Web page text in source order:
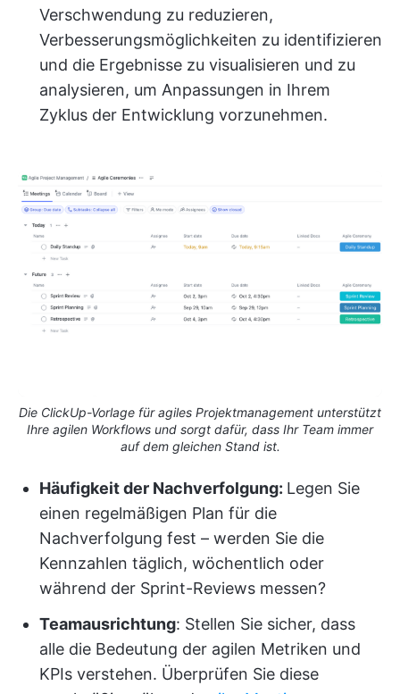
Verschwendung zu reduzieren,
Verbesserungsmöglichkeiten zu identifizieren
und die Ergebnisse zu visualisieren und zu
analysieren, um Anpassungen in Ihrem
Zyklus der Entwicklung vorzunehmen.
Die ClickUp-Vorlage für agiles Projektmanagement unterstützt
Ihre agilen Workflows und sorgt dafür, dass Ihr Team immer
auf dem gleichen Stand ist.
Häufigkeit der Nachverfolgung: Legen Sie
einen regelmäßigen Plan für die
Nachverfolgung fest – werden Sie die
Kennzahlen täglich, wöchentlich oder
während der Sprint-Reviews messen?
Teamausrichtung: Stellen Sie sicher, dass
alle die Bedeutung der agilen Metriken und
KPIs verstehen. Überprüfen Sie diese